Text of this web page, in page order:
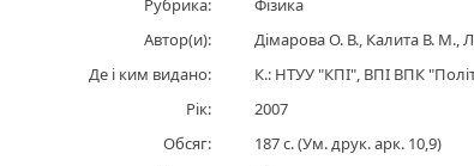
Рубрика:
Фізика
Автор(и):
Дімарова О. В., Калита В. М.,
Де і ким видано:
К.: НТУУ "КПІ", ВПІ ВПК
Рік:
2007
Обсяг:
187 с. (Ум. друк. арк. 10,9)